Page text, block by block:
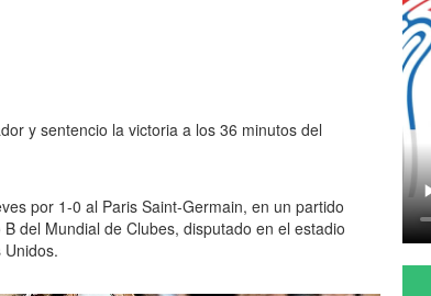
y sentencio la victoria a los 36 minutos del
por 1-0 al Paris Saint-Germain, en un partido
del Mundial de Clubes, disputado en el estadio